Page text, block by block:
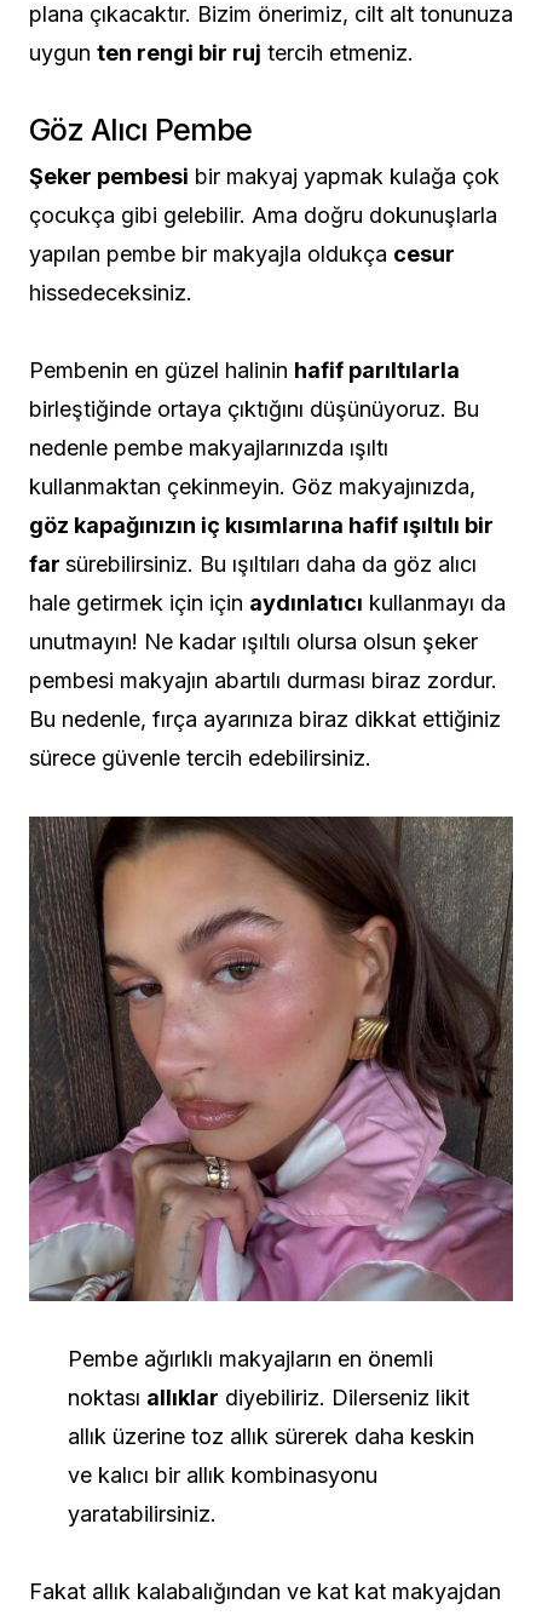
plana çıkacaktır. Bizim önerimiz, cilt alt tonunuza
uygun ten rengi bir ruj tercih etmeniz.
Göz Alıcı Pembe
Şeker pembesi bir makyaj yapmak kulağa çok
çocukça gibi gelebilir. Ama doğru dokunuşlarla
yapılan pembe bir makyajla oldukça cesur
hissedeceksiniz.
Pembenin en güzel halinin hafif parıltılarla
birleştiğinde ortaya çıktığını düşünüyoruz. Bu
nedenle pembe makyajlarınızda ışıltı
kullanmaktan çekinmeyin. Göz makyajınızda,
göz kapağınızın iç kısımlarına hafif ışıltılı bir
far sürebilirsiniz. Bu ışıltıları daha da göz alıcı
hale getirmek için için aydınlatıcı kullanmayı da
unutmayın! Ne kadar ışıltılı olursa olsun şeker
pembesi makyajın abartılı durması biraz zordur.
Bu nedenle, fırça ayarınıza biraz dikkat ettiğiniz
sürece güvenle tercih edebilirsiniz.
Pembe ağırlıklı makyajların en önemli
noktası allıklar diyebiliriz. Dilerseniz likit
allık üzerine toz allık sürerek daha keskin
ve kalıcı bir allık kombinasyonu
yaratabilirsiniz.
Fakat allık kalabalığından ve kat kat makyajdan